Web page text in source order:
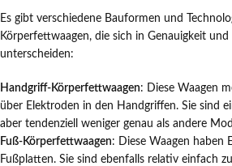
Es gibt verschiedene Bauformen und
Körperfettwaagen, die sich in Genauigkeit
unterscheiden:
Handgriff-Körperfettwaagen: Diese Waagen
über Elektroden in den Handgriffen. Sie sind
aber tendenziell weniger genau als andere
Fuß-Körperfettwaagen: Diese Waagen haben
Fußplatten. Sie sind ebenfalls relativ einfach